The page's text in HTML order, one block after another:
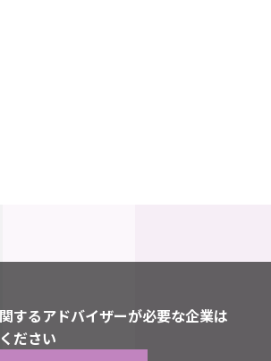
するアドバイザーが必要な企業は
ださい